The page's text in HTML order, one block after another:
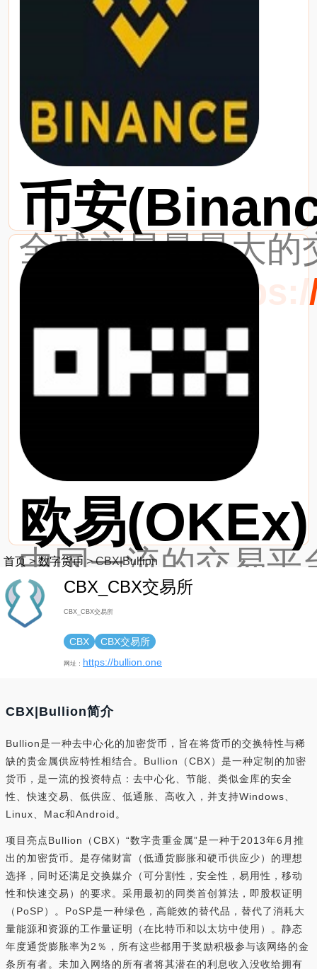
币安
全球交易量最大的
最新网址：
欧易(OKEx)
中国一流的交易平
最新网址：
首页>数字货币 >CBX|Bullion
CBX_CBX交易所
CBX_CBX交易所
CBX CBX交易所
网址： https://bullion.one
CBX|Bullion简介
Bullion是一种去中心化的加密货币，旨在将货币的交换特性与稀
缺的贵金属供应特性相结合。Bullion（CBX）是一种定制的加密
货币，是一流的投资特点：去中心化、节能、类似金库的安全
性、快速交易、低供应、低通胀、高收入，并支持Windows、
Linux、Mac和Android。
项目亮点Bullion（CBX）“数字贵重金属”是一种于2013年6月推
出的加密货币。是存储财富（低通货膨胀和硬币供应少）的理想
选择，同时还满足交换媒介（可分割性，安全性，易用性，移动
性和快速交易）的要求。采用最初的同类首创算法，即股权证明
（PoSP）。PoSP是一种绿色，高能效的替代品，替代了消耗大
量能源和资源的工作量证明（在比特币和以太坊中使用）。静态
年度通货膨胀率为2％，所有这些都用于奖励积极参与该网络的金
条所有者。未加入网络的所有者将其潜在的利息收入没收给拥有